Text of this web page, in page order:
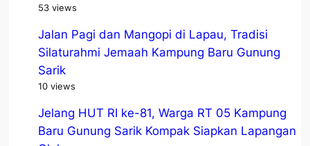
53 views
Jalan Pagi dan Mangopi di Lapau, Tradisi
Silaturahmi Jemaah Kampung Baru Gunung
Sarik
10 views
Jelang HUT RI ke-81, Warga RT 05 Kampung
Baru Gunung Sarik Kompak Siapkan Lapangan